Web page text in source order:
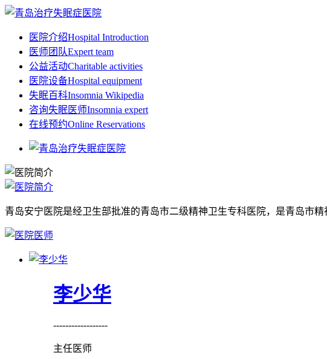
医院介绍Hospital Introduction
医师团队Expert team
公益活动Charitable activities
医院设备Hospital equipment
失眠百科Insomnia Wikipedia
咨询失眠医师Insomnia expert
在线预约Online Reservations
青岛安宁医院是经卫生部批准的青岛市二级精神卫生专科医院，是青岛市精
李少华
------------------
主任医师